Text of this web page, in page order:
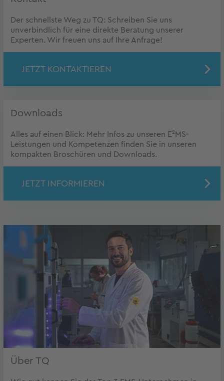
Der schnellste Weg zu TQ: Schreiben Sie uns
unverbindlich für eine direkte Beratung unserer
Experten. Wir freuen uns auf Ihre Anfrage!
JETZT KONTAKTIEREN
Downloads
Alles auf einen Blick: Mehr Infos zu unseren E²MS-
Leistungen und Kompetenzen finden Sie in unseren
kompakten Broschüren und Downloads.
JETZT INFORMIEREN
Über TQ